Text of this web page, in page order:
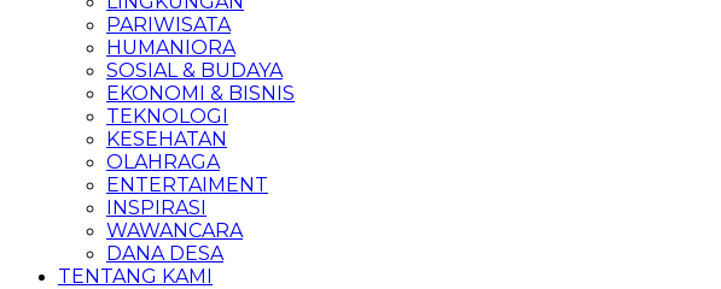
PARIWISATA
HUMANIORA
SOSIAL & BUDAYA
EKONOMI & BISNIS
TEKNOLOGI
KESEHATAN
OLAHRAGA
ENTERTAIMENT
INSPIRASI
WAWANCARA
DANA DESA
TENTANG KAMI